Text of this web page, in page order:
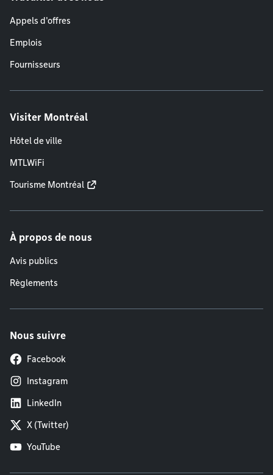
Appels d'offres
Emplois
Fournisseurs
Visiter Montréal
Hôtel de ville
MTLWiFi
Tourisme Montréal
À propos de nous
Avis publics
Règlements
Nous suivre
Facebook
Instagram
LinkedIn
X (Twitter)
YouTube